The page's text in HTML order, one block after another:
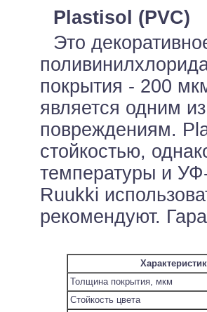
Plastisol (PVC)
Это
покрытия - 200
является одним
повреждениям.
стойкостью,
температуры и
Ruukki
рекомендуют.
Толщина покрытия, мкм
Стойкость цвета